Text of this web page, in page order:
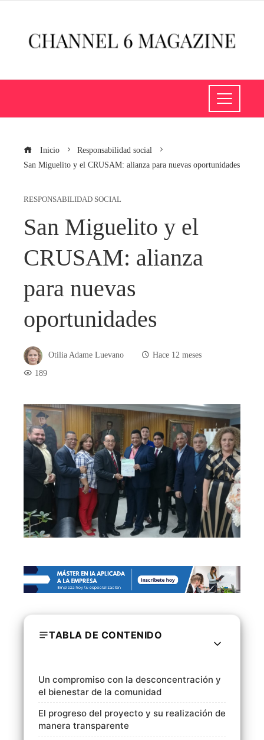
Inicio
Responsabilidad social
San Miguelito y el CRUSAM: alianza para nuevas oportunidades
RESPONSABILIDAD SOCIAL
San Miguelito y el
CRUSAM: alianza
para nuevas
oportunidades
Otilia Adame Luevano
Hace 12 meses
189
TABLA DE CONTENIDO
Un compromiso con la desconcentración y
el bienestar de la comunidad
El progreso del proyecto y su realización de
manera transparente